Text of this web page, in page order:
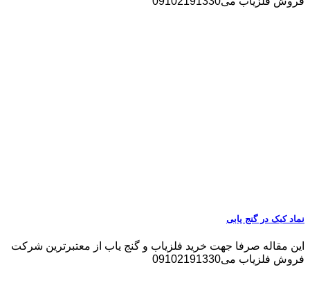
نماد کبک در گنج یابی
این مقاله صرفا جهت خرید فلزیاب و گنج یاب از معتبرترین شرکت
فروش فلزیاب می09102191330